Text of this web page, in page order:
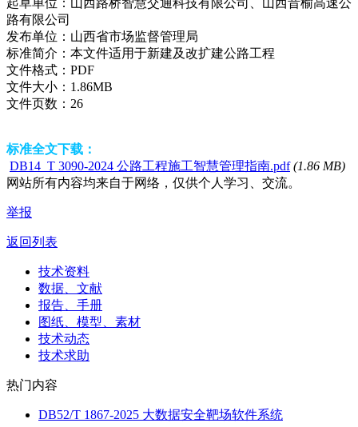
路有限公司
发布单位： 山西省市场监督管理局
标准简介： 本文件适用于新建及改扩建公路工程
文件格式： PDF
文件大小： 1.86MB
文件页数： 26
标准全文下载：
DB14_T 3090-2024 公路工程施工智慧管理指南.pdf (1.86 MB)
网站所有内容均来自于网络，仅供个人学习、交流。
举报
返回列表
技术资料
数据、文献
报告、手册
图纸、模型、素材
技术动态
技术求助
热门内容
DB52/T 1867-2025 大数据安全靶场软件系统